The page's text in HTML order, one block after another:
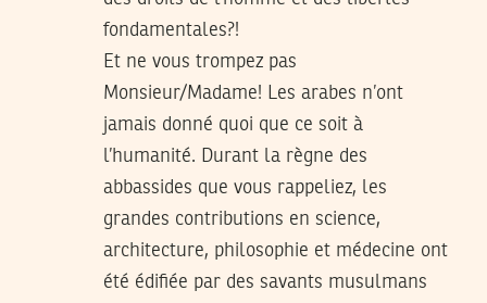
fondamentales?!
Et ne vous trompez pas
Monsieur/Madame! Les arabes n’ont
jamais donné quoi que ce soit à
l’humanité. Durant la règne des
abbassides que vous rappeliez, les
grandes contributions en science,
architecture, philosophie et médecine ont
été édifiée par des savants musulmans